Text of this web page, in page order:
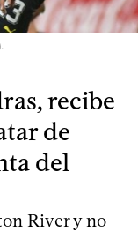
recibe
de
del
River y no